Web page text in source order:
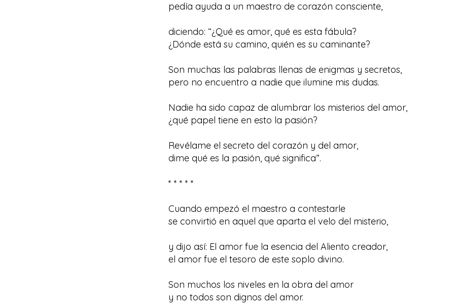
pedía ayuda a un maestro de corazón consciente,
diciendo: “¿Qué es amor, qué es esta fábula?
¿Dónde está su camino, quién es su caminante?
Son muchas las palabras llenas de enigmas y secretos,
pero no encuentro a nadie que ilumine mis dudas.
Nadie ha sido capaz de alumbrar los misterios del amor,
¿qué papel tiene en esto la pasión?
Revélame el secreto del corazón y del amor,
dime qué es la pasión, qué significa”.
* * * * *
Cuando empezó el maestro a contestarle
se convirtió en aquel que aparta el velo del misterio,
y dijo así: El amor fue la esencia del Aliento creador,
el amor fue el tesoro de este soplo divino.
Son muchos los niveles en la obra del amor
y no todos son dignos del amor.